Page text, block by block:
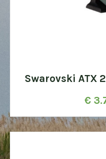
Swarovski ATX
€